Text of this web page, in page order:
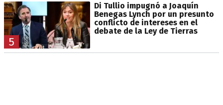
5
Di Tullio impugnó a Joaquín
Benegas Lynch por un presunto
conflicto de intereses en el
debate de la Ley de Tierras